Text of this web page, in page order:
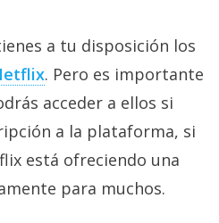
a tu disposición los
. Pero es importante
acceder a ellos si
a la plataforma, si
está ofreciendo una
para muchos.